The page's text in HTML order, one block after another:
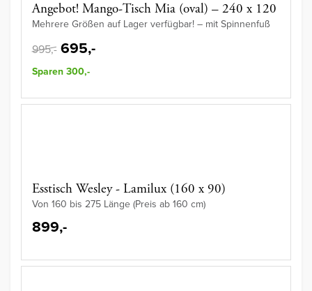
Angebot! Mango-Tisch Mia (oval) – 240 x 120
Mehrere Größen auf Lager verfügbar! – mit Spinnenfuß
995,- 695,-
Sparen 300,-
Esstisch Wesley - Lamilux (160 x 90)
Von 160 bis 275 Länge (Preis ab 160 cm)
899,-